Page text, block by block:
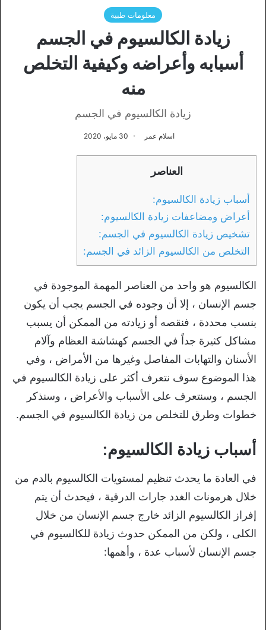
معلومات طبية
زيادة الكالسيوم في الجسم
أسبابه وأعراضه وكيفية التخلص
منه
زيادة الكالسيوم في الجسم
اسلام عمر 30 مايو، 2020
العناصر
أسباب زيادة الكالسيوم:
أعراض ومضاعفات زيادة الكالسيوم:
تشخيص زيادة الكالسيوم في الجسم:
التخلص من الكالسيوم الزائد في الجسم:
الكالسيوم هو واحد من العناصر المهمة الموجودة في
جسم الإنسان ، إلا أن وجوده في الجسم يجب أن يكون
بنسب محددة ، فنقصه أو زيادته من الممكن أن يسبب
مشاكل كثيرة جداً في الجسم كهشاشة العظام وآلام
الأسنان والتهابات المفاصل وغيرها من الأمراض ، وفي
هذا الموضوع سوف نتعرف أكثر على زيادة الكالسيوم في
الجسم ، وسنتعرف على الأسباب والأعراض ، وسنذكر
خطوات وطرق للتخلص من زيادة الكالسيوم في الجسم.
أسباب زيادة الكالسيوم:
في العادة ما يحدث تنظيم لمستويات الكالسيوم بالدم من
خلال هرمونات الغدد جارات الدرقية ، فيحدث أن يتم
إفراز الكالسيوم الزائد خارج جسم الإنسان من خلال
الكلى ، ولكن من الممكن حدوث زيادة للكالسيوم في
جسم الإنسان لأسباب عدة ، وأهمها: